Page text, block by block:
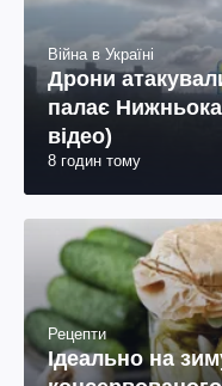
Війна в Україні
Дрони
палає
відео)
8 годин тому
Рецепти
Ідеально на